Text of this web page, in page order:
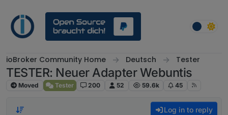
ioBroker Community Home Deutsch Tester
TESTER: Neuer Adapter Webuntis
Moved Tester 200 52 59.6k 45
Log in to reply